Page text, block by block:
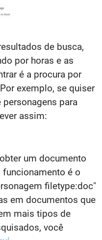
de busca,
por horas e as
é a procura por
exemplo, se quiser
para
assim:
um documento
é o
filetype:doc"
em documentos que
mais tipos de
você